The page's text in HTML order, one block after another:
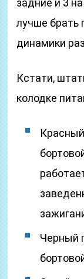
задние и 3
лучше брать
динамики
Кстати,
колодке
Черный